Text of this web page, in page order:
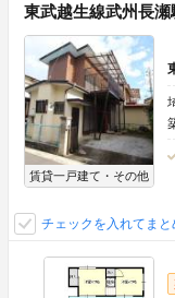
東武越生線武州長
賃貸一戸建て・その他
チェックを入れてま